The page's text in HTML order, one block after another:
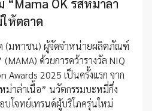
OK รสหม่าล่า
ห้ตลาด
มหาชน) ผู้จัดจำหน่ายผลิตภัณฑ์
ด้วยการคว้ารางวัล NIQ
Awards 2025 เป็นครั้งแรก จาก
าล่าเนื้อ” นวัตกรรมบะหมี่กึ่ง
บโจทย์เทรนด์ผู้บริโภครุ่นใหม่